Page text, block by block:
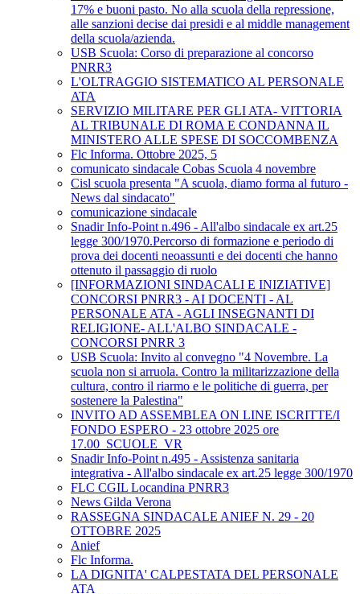
17% e buoni pasto. No alla scuola della repressione,
alle sanzioni decise dai presidi e al middle management
della scuola/azienda.
USB Scuola: Corso di preparazione al concorso
PNRR3
L'OLTRAGGIO SISTEMATICO AL PERSONALE
ATA
SERVIZIO MILITARE PER GLI ATA- VITTORIA
AL TRIBUNALE DI ROMA E CONDANNA IL
MINISTERO ALLE SPESE DI SOCCOMBENZA
Flc Informa. Ottobre 2025, 5
comunicato sindacale Cobas Scuola 4 novembre
Cisl scuola presenta "A scuola, diamo forma al futuro -
News dal sindacato"
comunicazione sindacale
Snadir Info-Point n.496 - All'albo sindacale ex art.25
legge 300/1970.Percorso di formazione e periodo di
prova dei docenti neoassunti e dei docenti che hanno
ottenuto il passaggio di ruolo
[INFORMAZIONI SINDACALI E INIZIATIVE]
CONCORSI PNRR3 - AI DOCENTI - AL
PERSONALE ATA - AGLI INSEGNANTI DI
RELIGIONE- ALL'ALBO SINDACALE -
CONCORSI PNRR 3
USB Scuola: Invito al convegno "4 Novembre. La
scuola non si arruola. Contro la militarizzazione della
cultura, contro il riarmo e le politiche di guerra, per
sostenere la Palestina"
INVITO AD ASSEMBLEA ON LINE ISCRITTE/I
FONDO ESPERO - 23 ottobre 2025 ore
17.00_SCUOLE_VR
Snadir Info-Point n.495 - Assistenza sanitaria
integrativa - All'albo sindacale ex art.25 legge 300/1970
FLC CGIL Locandina PNRR3
News Gilda Verona
RASSEGNA SINDACALE ANIEF N. 29 - 20
OTTOBRE 2025
Anief
Flc Informa.
LA DIGNITA' CALPESTATA DEL PERSONALE
ATA